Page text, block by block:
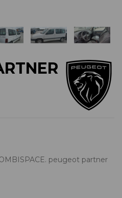
peugeot partner